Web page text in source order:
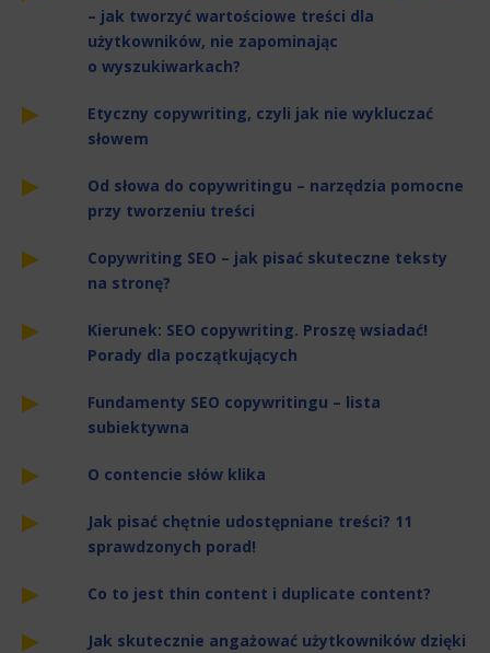
– jak tworzyć wartościowe treści dla
użytkowników, nie zapominając
o wyszukiwarkach?
Etyczny copywriting, czyli jak nie wykluczać
słowem
Od słowa do copywritingu – narzędzia pomocne
przy tworzeniu treści
Copywriting SEO – jak pisać skuteczne teksty
na stronę?
Kierunek: SEO copywriting. Proszę wsiadać!
Porady dla początkujących
Fundamenty SEO copywritingu – lista
subiektywna
O contencie słów klika
Jak pisać chętnie udostępniane treści? 11
sprawdzonych porad!
Co to jest thin content i duplicate content?
Jak skutecznie angażować użytkowników dzięki